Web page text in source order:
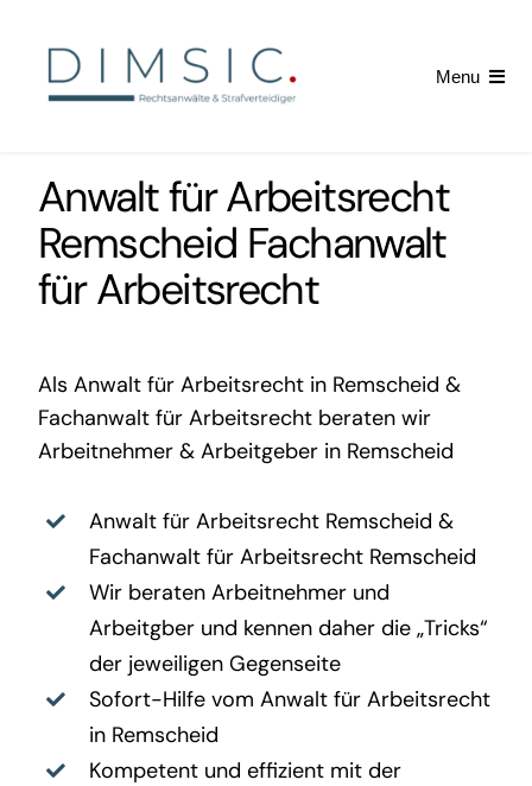
content
Menu
Arbeitsrecht
Kündigung erhalten
Anwalt für Arbeitsrecht
Remscheid Fachanwalt
für Arbeitsrecht
Als Anwalt für Arbeitsrecht in Remscheid &
Fachanwalt für Arbeitsrechtberaten wir
Arbeitnehmer & Arbeitgeber in Remscheid
Anwalt für Arbeitsrecht Remscheid &
Fachanwalt für Arbeitsrecht Remscheid
Wir beraten Arbeitnehmer und
Arbeitgber und kennen daher die „Tricks“
der jeweiligen Gegenseite
Sofort-Hilfe vom Anwalt für Arbeitsrecht
in Remscheid
Kompetent und effizient mit der